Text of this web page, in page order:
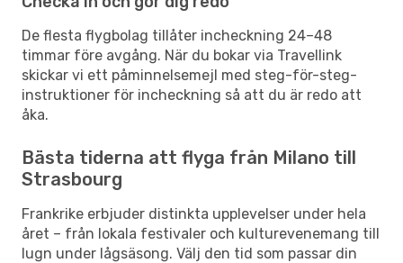
De flesta flygbolag tillåter incheckning 24–48
timmar före avgång. När du bokar via Travellink
skickar vi ett påminnelsemejl med steg-för-steg-
instruktioner för incheckning så att du är redo att
åka.
Bästa tiderna att flyga från Milano till
Strasbourg
Frankrike erbjuder distinkta upplevelser under hela
året – från lokala festivaler och kulturevenemang till
lugn under lågsäsong. Välj den tid som passar din